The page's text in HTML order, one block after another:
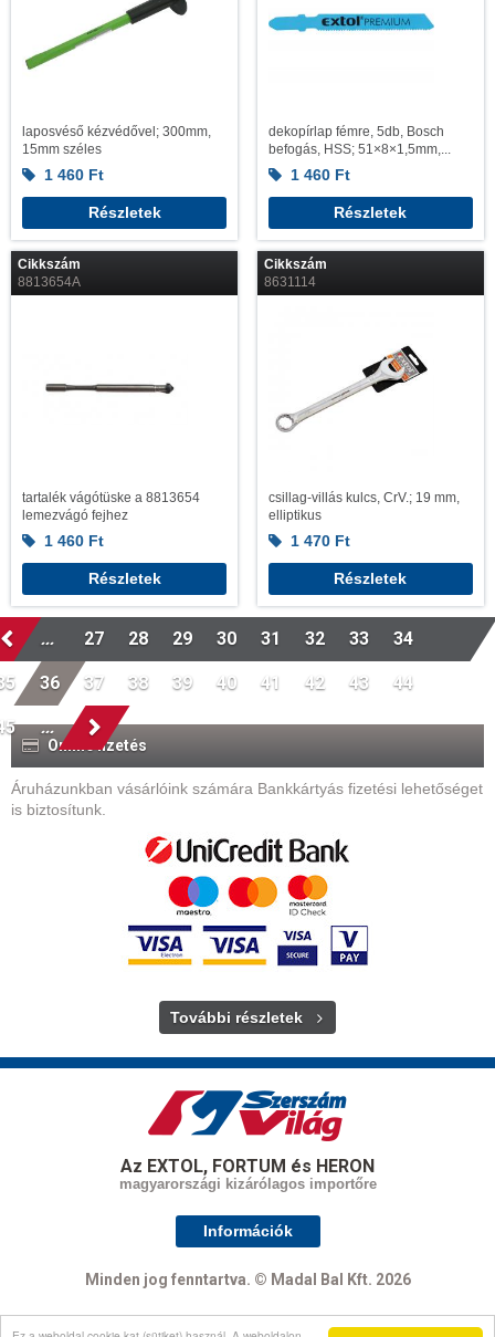
laposvéső kézvédővel; 300mm,
15mm széles
1 460 Ft
Részletek
dekopírlap fémre, 5db, Bosch
befogás, HSS; 51×8×1,5mm,...
1 460 Ft
Részletek
Cikkszám
8813654A
tartalék vágótüske a 8813654
lemezvágó fejhez
1 460 Ft
Részletek
Cikkszám
8631114
csillag-villás kulcs, CrV.; 19 mm,
elliptikus
1 470 Ft
Részletek
... 27 28 29 30 31 32 33 34
36 37 38 39 40 41 42 43 44
...
Online fizetés
Áruházunkban vásárlóink számára Bankkártyás fizetési lehetőséget
is biztosítunk.
További részletek
Az EXTOL, FORTUM és HERON
magyarországi kizárólagos importőre
Információk
Minden jog fenntartva. © Madal Bal Kft. 2026